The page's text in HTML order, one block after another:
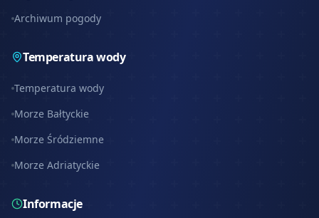
Archiwum pogody
Temperatura wody
Temperatura wody
Morze Bałtyckie
Morze Śródziemne
Morze Adriatyckie
Informacje